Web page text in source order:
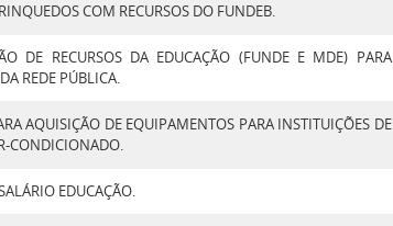
COM RECURSOS DO FUNDEB.
DE RECURSOS DA EDUCAÇÃO (FUNDE E MDE) PARA
REDE PÚBLICA.
AQUISIÇÃO DE EQUIPAMENTOS PARA INSTITUIÇÕES DE
CONDICIONADO.
EDUCAÇÃO.